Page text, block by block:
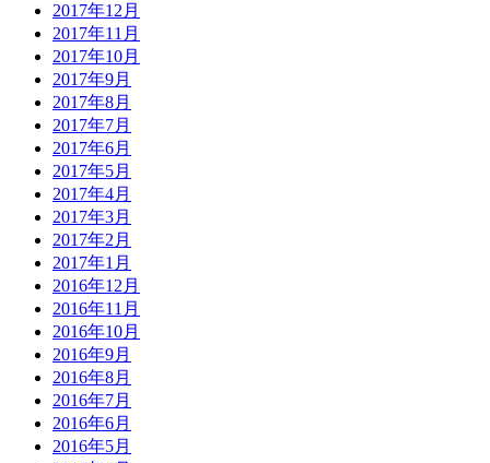
2017年12月
2017年11月
2017年10月
2017年9月
2017年8月
2017年7月
2017年6月
2017年5月
2017年4月
2017年3月
2017年2月
2017年1月
2016年12月
2016年11月
2016年10月
2016年9月
2016年8月
2016年7月
2016年6月
2016年5月